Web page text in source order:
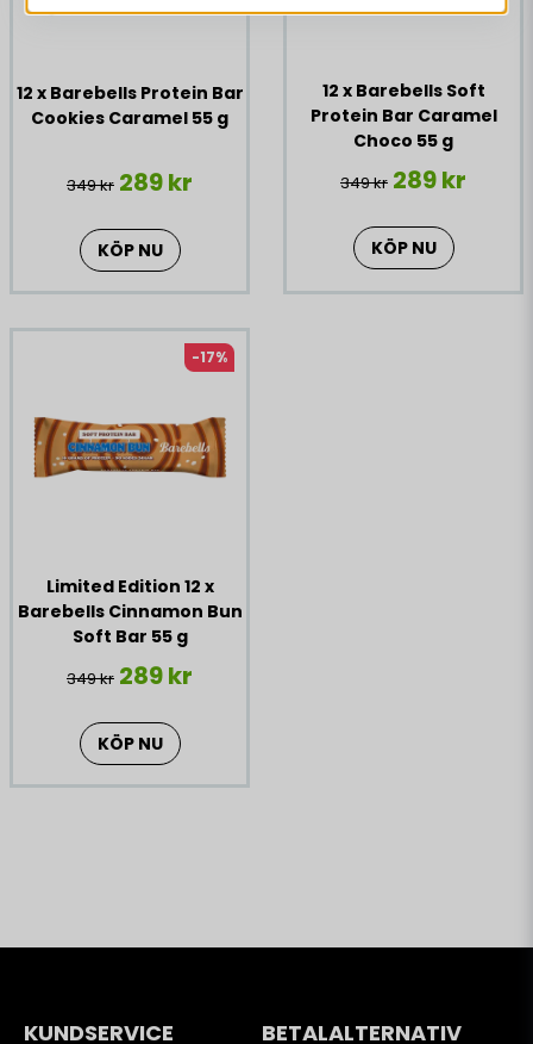
12 x Barebells Protein Bar
Cookies Caramel 55 g
349 kr 289 kr
KÖP NU
12 x Barebells Soft
Protein Bar Caramel
Choco 55 g
349 kr 289 kr
KÖP NU
Limited Edition 12 x
Barebells Cinnamon Bun
Soft Bar 55 g
-17%
349 kr 289 kr
KÖP NU
KUNDSERVICE BETALALTERNATIV